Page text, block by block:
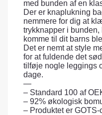
med bunden af en
Der er knaplukning
nemmere for dig at
trykknapper i
komme til dit barns
Det er nemt at style
for at fuldende det
tilføje nogle leggings
dage.
—
– Standard 100 af
– 92% økologisk
– Produktet er GOTS-